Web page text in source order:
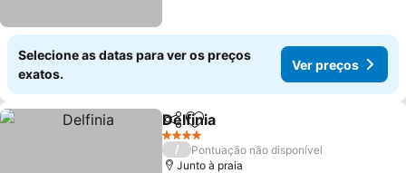
Selecione as datas para ver os preços
exatos.
Ver preços
PartilharAdicionar aos favoritos
Delfinia
4 Estrelas
/
Pontuação não disponível
Junto à praia